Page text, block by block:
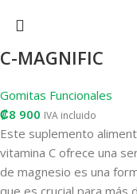
C-MAGNIFIC
Gomitas Funcionales
₡8 900 IVA incluido
Este suplemento
vitamina C ofrece una
de magnesio es una
que es crucial para más